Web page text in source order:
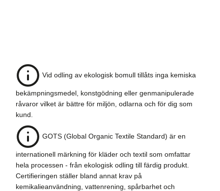
Vid odling av ekologisk bomull tillåts inga kemiska
bekämpningsmedel, konstgödning eller genmanipulerade
råvaror vilket är bättre för miljön, odlarna och för dig som
kund.
GOTS (Global Organic Textile Standard) är en
internationell märkning för kläder och textil som omfattar
hela processen - från ekologisk odling till färdig produkt.
Certifieringen ställer bland annat krav på
kemikalieanvändning, vattenrening, spårbarhet och